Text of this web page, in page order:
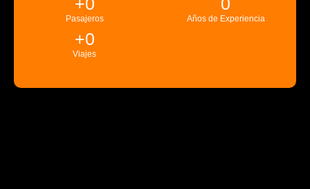
Pasajeros Años de Experiencia
Viajes
+0